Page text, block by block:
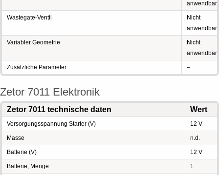
anwendbar
Wastegate-Ventil
Nicht
anwendbar
Variabler Geometrie
Nicht
anwendbar
Zusätzliche Parameter –
Zetor 7011 Elektronik
Zetor 7011 technische daten Wert
Versorgungsspannung Starter (V) 12 V
Masse n.d.
Batterie (V) 12 V
Batterie, Menge 1